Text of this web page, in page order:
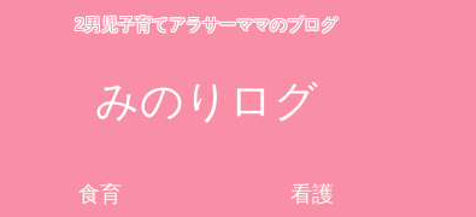
2男児子育てアラサーママのブログ
みのりログ
食育 看護